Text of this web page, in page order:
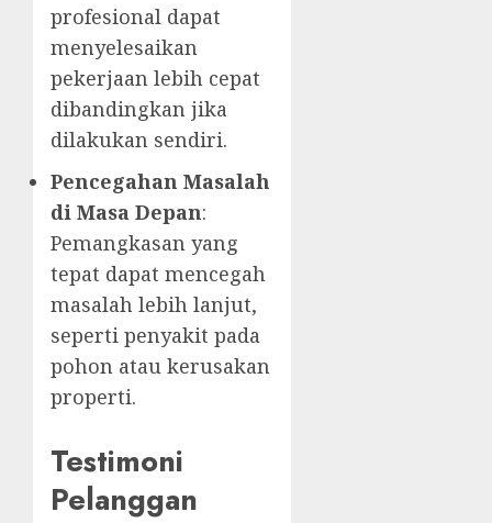
profesional dapat
menyelesaikan
pekerjaan lebih cepat
dibandingkan jika
dilakukan sendiri.
Pencegahan Masalah
di Masa Depan:
Pemangkasan yang
tepat dapat mencegah
masalah lebih lanjut,
seperti penyakit pada
pohon atau kerusakan
properti.
Testimoni
Pelanggan